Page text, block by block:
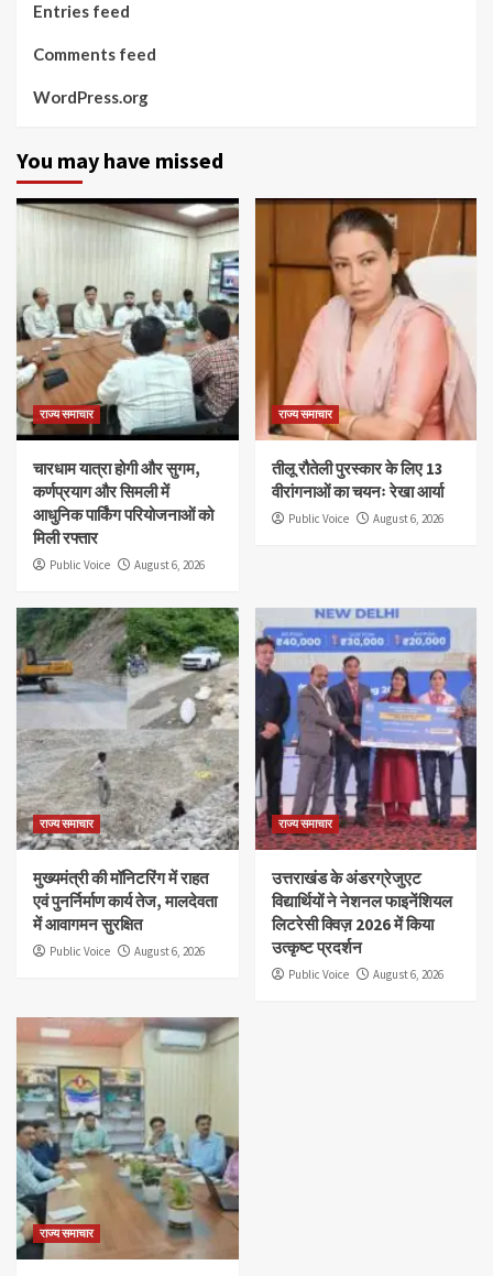
Entries feed
Comments feed
WordPress.org
You may have missed
राज्य समाचार
चारधाम यात्रा होगी और सुगम,
कर्णप्रयाग और सिमली में
आधुनिक पार्किंग परियोजनाओं को
मिली रफ्तार
Public Voice August 6, 2026
राज्य समाचार
तीलू रौतेली पुरस्कार के लिए 13
वीरांगनाओं का चयनः रेखा आर्या
Public Voice August 6, 2026
राज्य समाचार
मुख्यमंत्री की मॉनिटरिंग में राहत
एवं पुनर्निर्माण कार्य तेज, मालदेवता
में आवागमन सुरक्षित
Public Voice August 6, 2026
राज्य समाचार
उत्तराखंड के अंडरग्रेजुएट
विद्यार्थियों ने नेशनल फाइनेंशियल
लिटरेसी क्विज़ 2026 में किया
उत्कृष्ट प्रदर्शन
Public Voice August 6, 2026
राज्य समाचार